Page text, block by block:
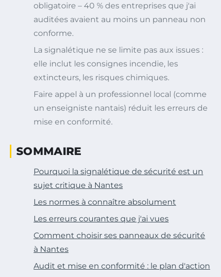
obligatoire – 40 % des entreprises que j'ai
auditées avaient au moins un panneau non
conforme.
La signalétique ne se limite pas aux issues :
elle inclut les consignes incendie, les
extincteurs, les risques chimiques.
Faire appel à un professionnel local (comme
un enseigniste nantais) réduit les erreurs de
mise en conformité.
SOMMAIRE
Pourquoi la signalétique de sécurité est un
sujet critique à Nantes
Les normes à connaître absolument
Les erreurs courantes que j'ai vues
Comment choisir ses panneaux de sécurité
à Nantes
Audit et mise en conformité : le plan d'action